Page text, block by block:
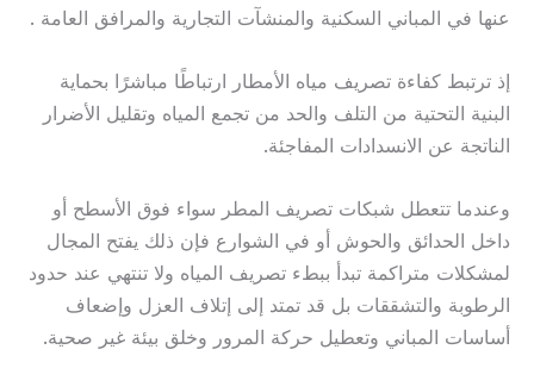
عنها في المباني السكنية والمنشآت التجارية والمرافق العامة .
إذ ترتبط كفاءة تصريف مياه الأمطار ارتباطًا مباشرًا بحماية
البنية التحتية من التلف والحد من تجمع المياه وتقليل الأضرار
الناتجة عن الانسدادات المفاجئة.
وعندما تتعطل شبكات تصريف المطر سواء فوق الأسطح أو
داخل الحدائق والحوش أو في الشوارع فإن ذلك يفتح المجال
لمشكلات متراكمة تبدأ ببطء تصريف المياه ولا تنتهي عند حدود
الرطوبة والتشققات بل قد تمتد إلى إتلاف العزل وإضعاف
أساسات المباني وتعطيل حركة المرور وخلق بيئة غير صحية.